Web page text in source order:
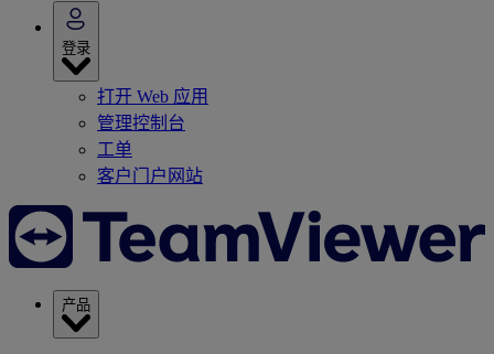
登录
打开 Web 应用
管理控制台
工单
客户门户网站
产品